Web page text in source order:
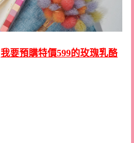
我要預購特價599的玫瑰乳酪